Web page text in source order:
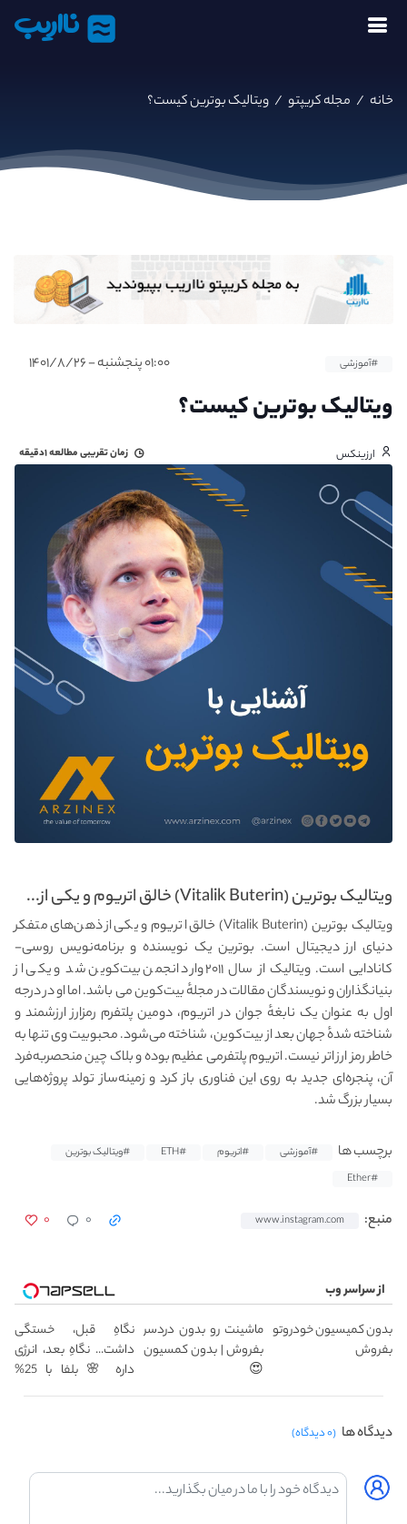
نااریب
خانه / مجله کریپتو / ویتالیک بوترین کیست؟
#آموزشی ۰۱:۰۰ پنجشنبه - ۱۴۰۱/۸/۲۶
ویتالیک بوترین کیست؟
ارزینکس زمان تقریبی مطالعه۱دقیقه
ویتالیک بوترین (Vitalik Buterin) خالق اتریوم و یکی از...
ویتالیک بوترین (Vitalik Buterin) خالق اتریوم و یکی از ذهن‌های متفکر
دنیای ارز دیجیتال است. بوترین یک نویسنده و برنامه‌نویس روسی-
کانادایی است. ویتالیک از سال ۲۰۱۱ وارد انجمن بیت‌کوین شد و یکی از
بنیانگذاران و نویسندگان مقالات در مجلهٔ بیت‌کوین می باشد. اما او در درجه
اول به عنوان یک نابغهٔ جوان در اتریوم، دومین پلتفرم رمزارز ارزشمند و
شناخته شدهٔ جهان بعد از بیت‌کوین، شناخته می‌شود. محبوبیت وی تنها به
خاطر رمز ارز اتر نیست. اتریوم پلتفرمی عظیم بوده و بلاک چین منحصربه‌فرد
آن، پنجره‌ای جدید به روی این فناوری باز کرد و زمینه‌ساز تولد پروژه‌هایی
بسیار بزرگ شد.
برچسب ها #آموزشی #اتریوم #ETH
#ویتالیک بوترین
#Ether
منبع: www.instagram.com ۰ ۰
از سراسر وب
بدون کمیسیون خودروتو
بفروش
ماشینت رو بدون دردسر
بفروش | بدون کمسیون
😍
نگاهِ قبل، خستگی
داشت... نگاهِ بعد، انرژی
داره 🌸 بلفا با 25%
تخفیف
دیدگاه ها (۰ دیدگاه)